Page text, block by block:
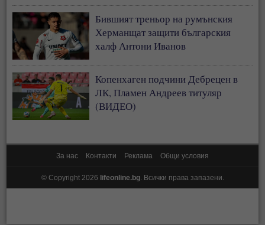
Бившият треньор на румънския
Херманщат защити българския
халф Антони Иванов
Копенхаген подчини Дебрецен в
ЛК, Пламен Андреев титуляр
(ВИДЕО)
За нас Контакти Реклама Общи условия
© Copyright 2026 lifeonline.bg. Всички права запазени.